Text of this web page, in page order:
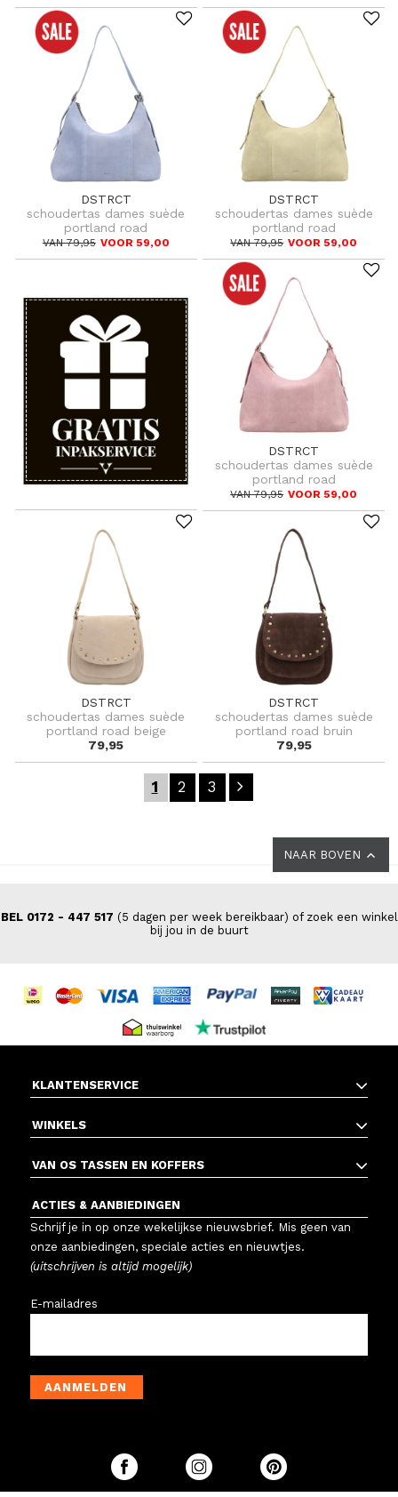
DSTRCT
schoudertas dames suède
portland road
VAN 79,95 VOOR 59,00
DSTRCT
schoudertas dames suède
portland road
VAN 79,95 VOOR 59,00
DSTRCT
schoudertas dames suède
portland road
VAN 79,95 VOOR 59,00
DSTRCT
schoudertas dames suède
portland road beige
79,95
DSTRCT
schoudertas dames suède
portland road bruin
79,95
1 2 3
NAAR BOVEN
BEL 0172 - 447 517 (5 dagen per week bereikbaar) of zoek een winkel
bij jou in de buurt
KLANTENSERVICE
WINKELS
VAN OS TASSEN EN KOFFERS
ACTIES & AANBIEDINGEN
Schrijf je in op onze wekelijkse nieuwsbrief. Mis geen van
onze aanbiedingen, speciale acties en nieuwtjes.
(uitschrijven is altijd mogelijk)
E-mailadres
AANMELDEN